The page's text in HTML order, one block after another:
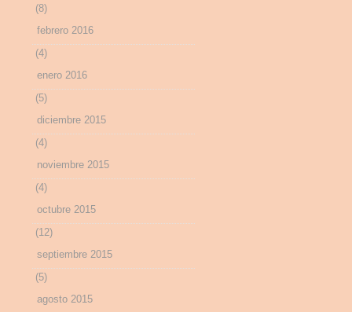
(8)
febrero 2016
(4)
enero 2016
(5)
diciembre 2015
(4)
noviembre 2015
(4)
octubre 2015
(12)
septiembre 2015
(5)
agosto 2015